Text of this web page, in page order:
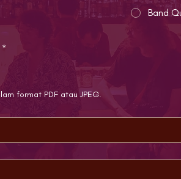
Band
*
format PDF atau JPEG.